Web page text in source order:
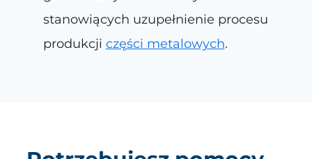
stanowiących uzupełnienie procesu
produkcji części metalowych.